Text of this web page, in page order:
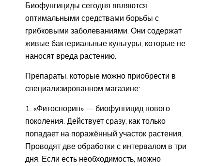
Биофунгициды сегодня являются
оптимальными средствами борьбы с
грибковыми заболеваниями. Они содержат
живые бактериальные культуры, которые не
наносят вреда растению.
Препараты, которые можно приобрести в
специализированном магазине:
«Фитоспорин» — биофунгицид нового
поколения. Действует сразу, как только
попадает на поражённый участок растения.
Проводят две обработки с интервалом в три
дня. Если есть необходимость, можно